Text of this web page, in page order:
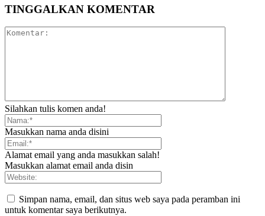
TINGGALKAN KOMENTAR
Silahkan tulis komen anda!
Masukkan nama anda disini
Alamat email yang anda masukkan salah!
Masukkan alamat email anda disin
Simpan nama, email, dan situs web saya pada peramban ini
untuk komentar saya berikutnya.